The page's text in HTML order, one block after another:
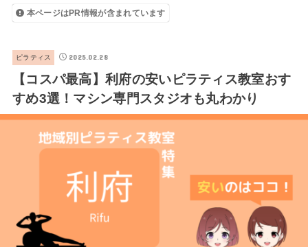
本ページはPR情報が含まれています
ピラティス 2025.02.28
【コスパ最高】利府の安いピラティス教室おす
すめ3選！マシン専門スタジオも丸わかり